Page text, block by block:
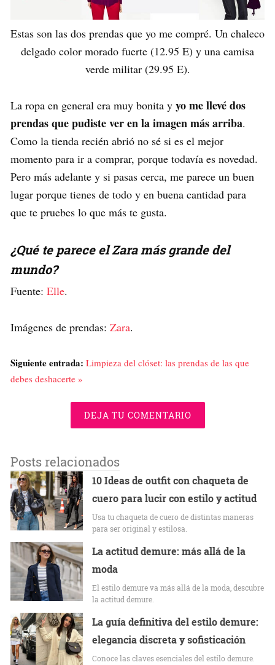
Estas son las dos prendas que yo me compré. Un chaleco
delgado color morado fuerte (12.95 E) y una camisa
verde militar (29.95 E).
La ropa en general era muy bonita y yo me llevé dos
prendas que pudiste ver en la imagen más arriba.
Como la tienda recién abrió no sé si es el mejor
momento para ir a comprar, porque todavía es novedad.
Pero más adelante y si pasas cerca, me parece un buen
lugar porque tienes de todo y en buena cantidad para
que te pruebes lo que más te gusta.
¿Qué te parece el Zara más grande del
mundo?
Fuente: Elle.
Imágenes de prendas: Zara.
Siguiente entrada: Limpieza del clóset: las prendas de las que
debes deshacerte »
DEJA TU COMENTARIO
Posts relacionados
10 Ideas de outfit con chaqueta de
cuero para lucir con estilo y actitud
Usa tu chaqueta de cuero de distintas maneras
para ser original y estilosa.
La actitud demure: más allá de la
moda
El estilo demure va más allá de la moda, descubre
la actitud demure.
La guía definitiva del estilo demure:
elegancia discreta y sofisticación
Conoce las claves esenciales del estilo demure.